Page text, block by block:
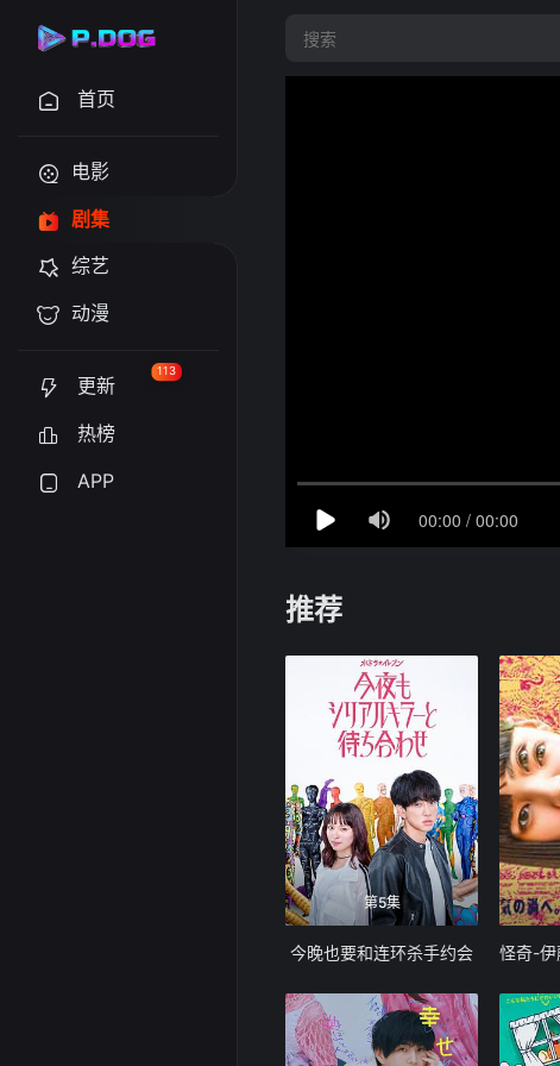
首页
电影
剧集
综艺
动漫
更新
113
热榜
APP
推荐
第5集
今晚也要和连环杀手约会